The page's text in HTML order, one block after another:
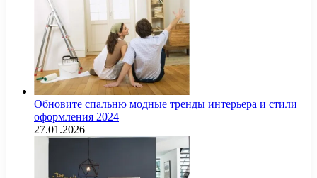
Обновите спальню модные тренды интерьера и стили
оформления 2024
27.01.2026